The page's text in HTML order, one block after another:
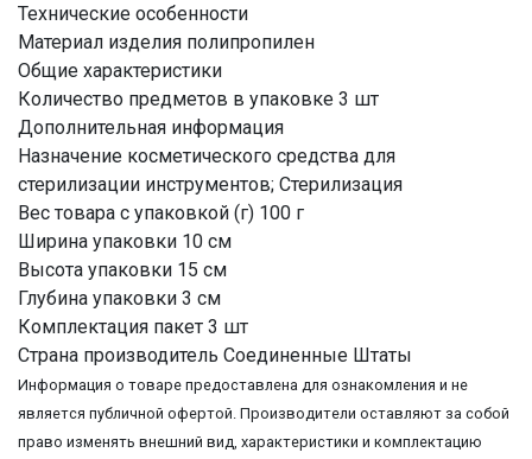
Технические особенности
Материал изделия полипропилен
Общие характеристики
Количество предметов в упаковке 3 шт
Дополнительная информация
Назначение косметического средства для
стерилизации инструментов; Стерилизация
Вес товара с упаковкой (г) 100 г
Ширина упаковки 10 см
Высота упаковки 15 см
Глубина упаковки 3 см
Комплектация пакет 3 шт
Страна производитель Соединенные Штаты
Информация о товаре предоставлена для ознакомления и не
является публичной офертой. Производители оставляют за собой
право изменять внешний вид, характеристики и комплектацию